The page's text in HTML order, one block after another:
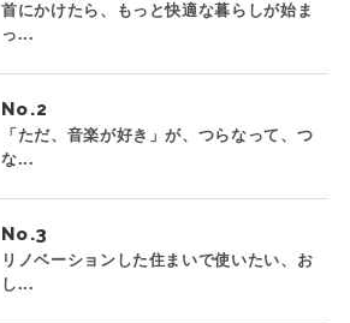
首にかけたら、もっと快適な暮らしが始ま
っ...
No.
「ただ、音楽が好き」が、つらなって、つ
な...
No.
リノベーションした住まいで使いたい、お
し...